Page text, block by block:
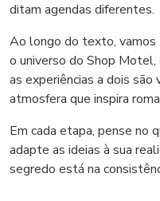
ditam agendas diferentes.
Ao longo do texto, vamos
o universo do Shop Motel,
as experiências a dois
atmosfera que inspira
Em cada etapa, pense no
adapte as ideias à sua
segredo está na